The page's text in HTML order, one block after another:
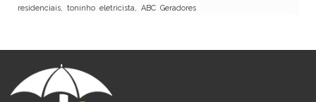
residenciais, toninho eletricista, ABC Geradores